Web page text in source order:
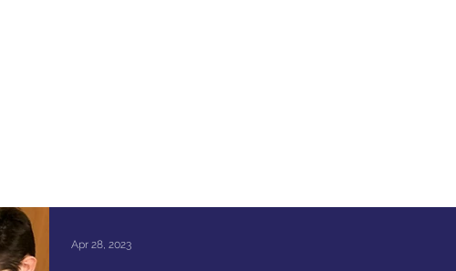
Apr 28, 2023